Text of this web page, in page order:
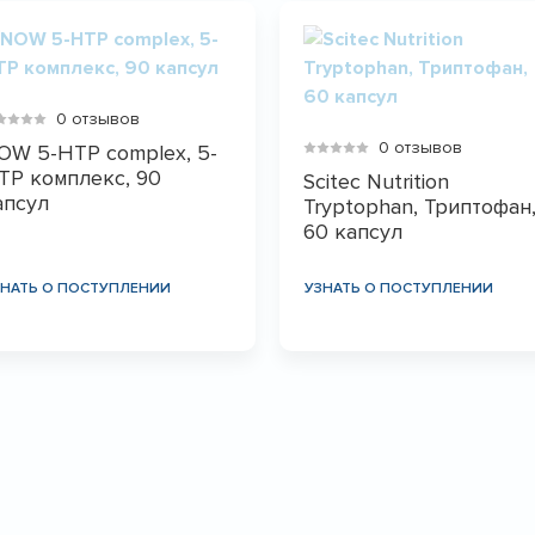
0 отзывов
5-HTP complex, 5-
комплекс, 90
О ПОСТУПЛЕНИИ
0 отзывов
Scitec Nutrition
Tryptophan, Триптофан,
60 капсул
УЗНАТЬ О ПОСТУПЛЕНИИ